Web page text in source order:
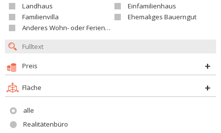
Landhaus
Einfamilienhaus
Familienvilla
Ehemaliges Bauerngut
Anderes Wohn- oder Ferienobjekt
Preis
Fläche
alle
Realitätenbüro